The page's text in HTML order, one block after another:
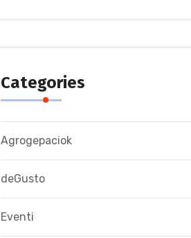
Categories
Agrogepaciok
deGusto
Eventi